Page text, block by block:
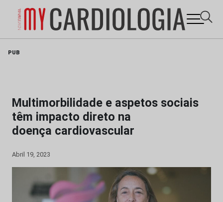
PUB
Multimorbilidade e aspetos sociais
têm impacto direto na
doença cardiovascular
Abril 19, 2023